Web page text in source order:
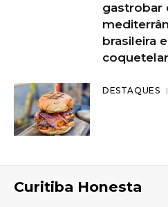
gastrobar
brasileira
DESTAQUES
Curitiba Honesta